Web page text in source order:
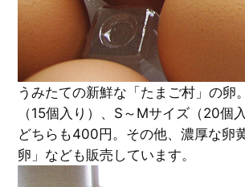
うみたての新鮮な「たまご村」の卵
（15個入り）、S～Mサイズ（20個
どちらも400円。その他、濃厚な卵
卵」なども販売しています。